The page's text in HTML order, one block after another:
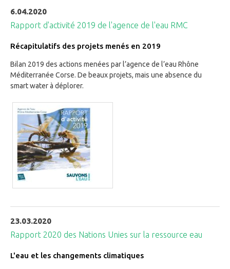
6.04.2020
Rapport d'activité 2019 de l'agence de l'eau RMC
Récapitulatifs des projets menés en 2019
Bilan 2019 des actions menées par l’agence de l’eau Rhône
Méditerranée Corse. De beaux projets, mais une absence du
smart water à déplorer.
23.03.2020
Rapport 2020 des Nations Unies sur la ressource eau
L'eau et les changements climatiques